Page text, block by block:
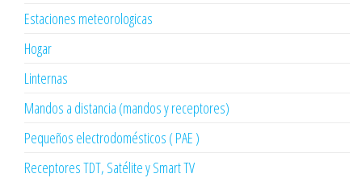
Estaciones meteorologicas
Hogar
Linternas
Mandos a distancia (mandos y receptores)
Pequeños electrodomésticos ( PAE )
Receptores TDT, Satélite y Smart TV